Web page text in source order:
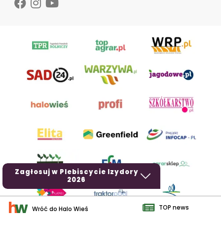
Zagłosuj w Plebiscycie Izydory
2026
Wróć do Halo Wieś TOP news